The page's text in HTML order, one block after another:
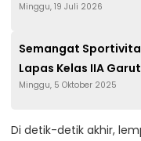
Ramah
Minggu, 19 Juli 2026
Semangat
Lapas Kelas IIA
Bersama
Minggu, 5 Oktober 2025
Di detik-detik akhir,